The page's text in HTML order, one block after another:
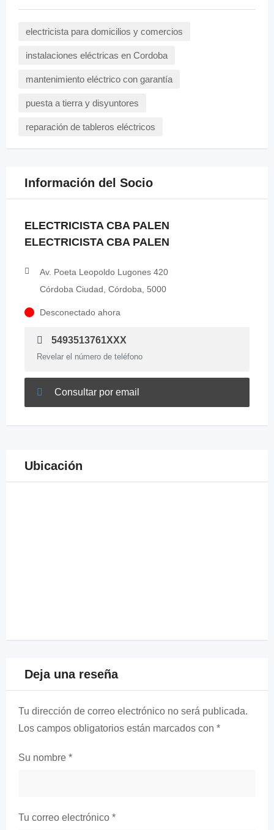
electricista para domicilios y comercios
instalaciones eléctricas en Cordoba
mantenimiento eléctrico con garantía
puesta a tierra y disyuntores
reparación de tableros eléctricos
Información del Socio
ELECTRICISTA CBA PALEN
ELECTRICISTA CBA PALEN
Av. Poeta Leopoldo Lugones 420
Córdoba Ciudad, Córdoba, 5000
Desconectado ahora
5493513761XXX
Revelar el número de teléfono
Consultar por email
Ubicación
Deja una reseña
Tu dirección de correo electrónico no será publicada.
Los campos obligatorios están marcados con *
Su nombre *
Tu correo electrónico *